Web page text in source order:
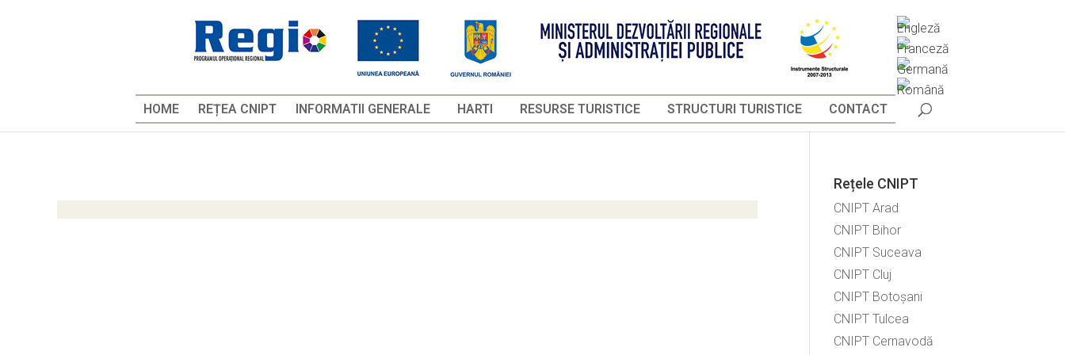
HOME REȚEA CNIPT INFORMATII GENERALE HARTI RESURSE TURISTICE STRUCTURI TURISTICE CONTACT
Rețele CNIPT
CNIPT Arad
CNIPT Bihor
CNIPT Suceava
CNIPT Cluj
CNIPT Botoșani
CNIPT Tulcea
CNIPT Cernavodă